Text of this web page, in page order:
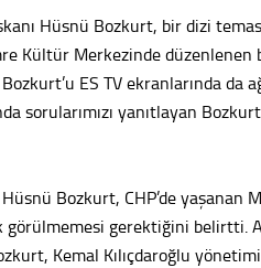
Hüsnü Bozkurt, bir dizi
Kültür Merkezinde
ES TV ekranlarında da
sorularımızı yanıtlayan
Bozkurt, CHP’de yaşanan
gerektiğini belirtti.
Kemal Kılıçdaroğlu